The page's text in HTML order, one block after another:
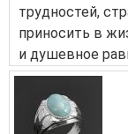
трудностей,
приносить в
и душевное